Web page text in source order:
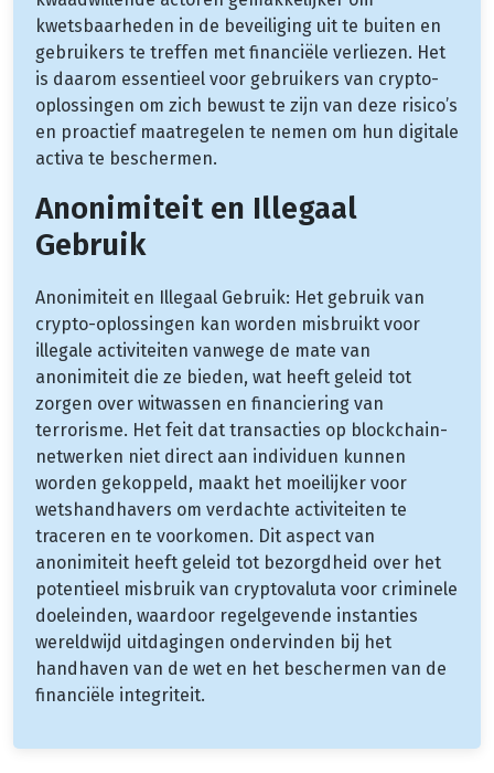
kwetsbaarheden in de beveiliging uit te buiten en
gebruikers te treffen met financiële verliezen. Het
is daarom essentieel voor gebruikers van crypto-
oplossingen om zich bewust te zijn van deze risico’s
en proactief maatregelen te nemen om hun digitale
activa te beschermen.
Anonimiteit en Illegaal
Gebruik
Anonimiteit en Illegaal Gebruik: Het gebruik van
crypto-oplossingen kan worden misbruikt voor
illegale activiteiten vanwege de mate van
anonimiteit die ze bieden, wat heeft geleid tot
zorgen over witwassen en financiering van
terrorisme. Het feit dat transacties op blockchain-
netwerken niet direct aan individuen kunnen
worden gekoppeld, maakt het moeilijker voor
wetshandhavers om verdachte activiteiten te
traceren en te voorkomen. Dit aspect van
anonimiteit heeft geleid tot bezorgdheid over het
potentieel misbruik van cryptovaluta voor criminele
doeleinden, waardoor regelgevende instanties
wereldwijd uitdagingen ondervinden bij het
handhaven van de wet en het beschermen van de
financiële integriteit.